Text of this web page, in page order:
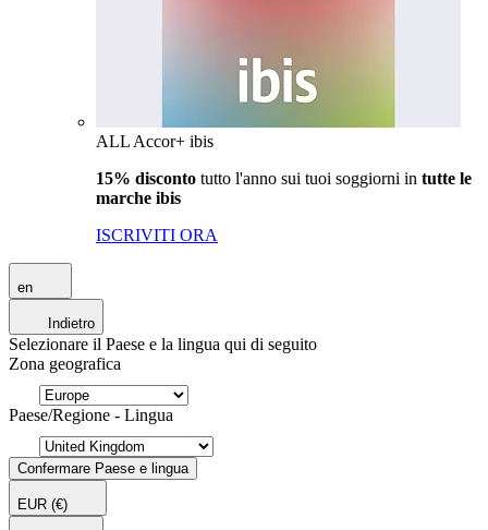
ALL Accor+ ibis
15% disconto tutto l'anno sui tuoi soggiorni in tutte le
marche ibis
ISCRIVITI ORA
en
Indietro
Selezionare il Paese e la lingua qui di seguito
Zona geografica
Paese/Regione - Lingua
Confermare Paese e lingua
EUR (€)